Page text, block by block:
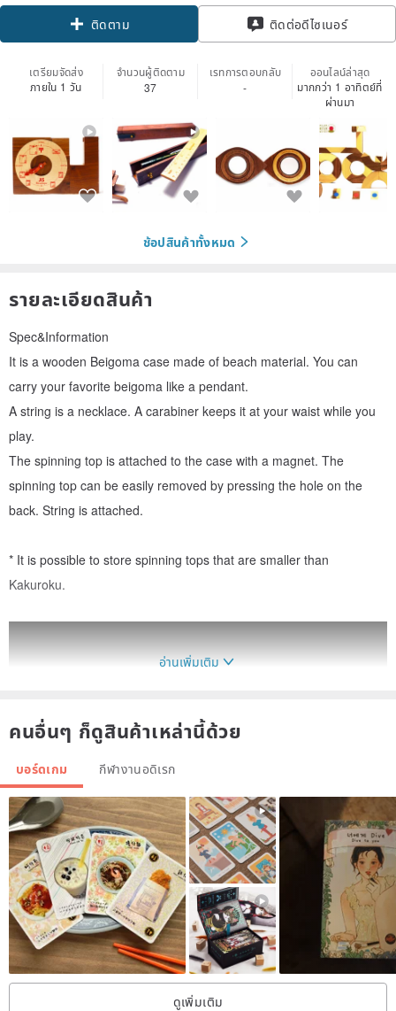
ติดตาม ติดต่อดีไซเนอร์
เตรียมจัดส่ง
ภายใน 1 วัน
จำนวนผู้ติดตาม
37
เรทการตอบกลับ
-
ออนไลน์ล่าสุด
มากกว่า 1 อาทิตย์ที่
ผ่านมา
ช้อปสินค้าทั้งหมด
รายละเอียดสินค้า
Spec&Information
It is a wooden Beigoma case made of beach material. You can
carry your favorite beigoma like a pendant.
A string is a necklace. A carabiner keeps it at your waist while you
play.
The spinning top is attached to the case with a magnet. The
spinning top can be easily removed by pressing the hole on the
back. String is attached.
* It is possible to store spinning tops that are smaller than
Kakuroku.
SIZE:
φ4.2cm*D1.9cm L50cm/20g
อ่านเพิ่มเติม
คนอื่นๆ ก็ดูสินค้าเหล่านี้ด้วย
บอร์ดเกม กีฬางานอดิเรก
ดูเพิ่มเติม